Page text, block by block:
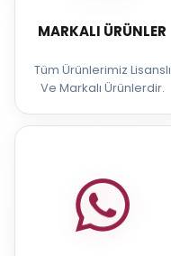
MARKALI ÜRÜNLER
Tüm Ürünlerimiz Lisanslı
Ve Markalı Ürünlerdir.